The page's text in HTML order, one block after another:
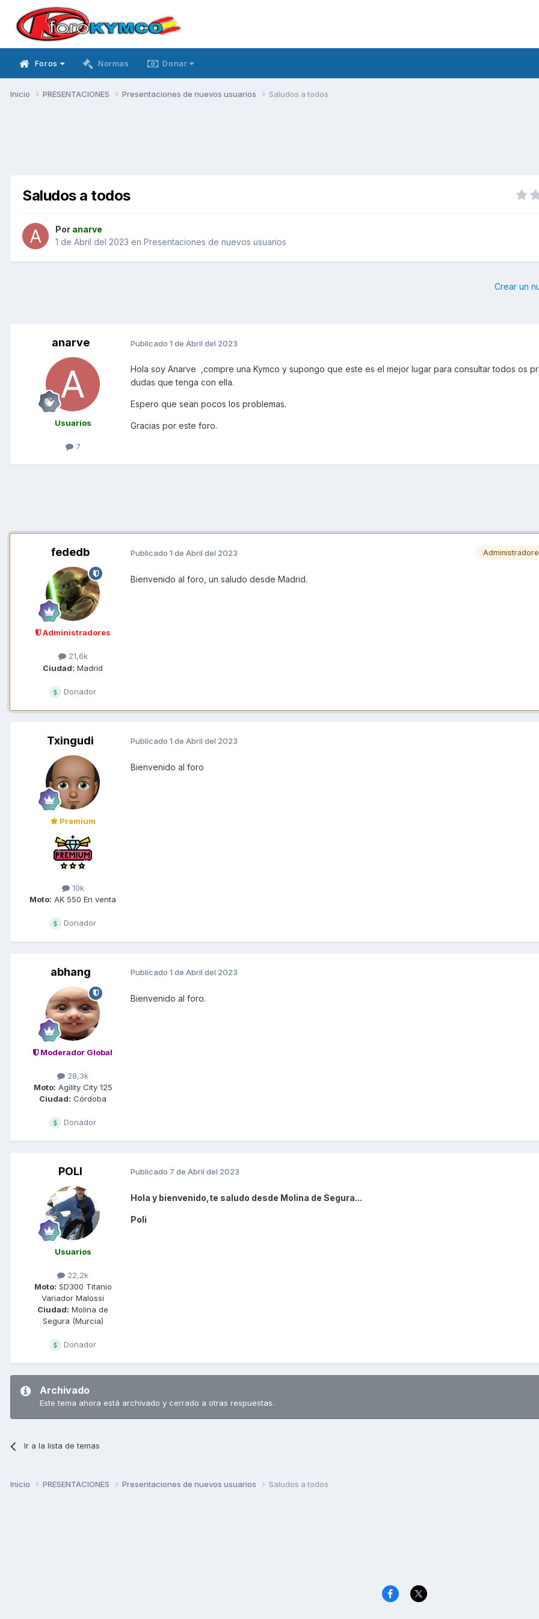
Foros Normas Donar
Inicio PRESENTACIONES Presentaciones de nuevos usuarios Saludos a todos
Saludos a todos
Por anarve
1 de Abril del 2023 en Presentaciones de nuevos usuarios
Crear un
anarve
Usuarios
7
Publicado 1 de Abril del 2023
Hola soy Anarve ,compre una Kymco y supongo que este es el mejor lugar para consultar todos os
dudas que tenga con ella.
Espero que sean pocos los problemas.
Gracias por este foro.
fededb
Administradores
21,6k
Ciudad: Madrid
Donador
Publicado 1 de Abril del 2023
Bienvenido al foro, un saludo desde Madrid.
Txingudi
Premium
10k
Moto: AK 550 En venta
Donador
Publicado 1 de Abril del 2023
Bienvenido al foro
abhang
Moderador Global
28,3k
Moto: Agility City 125
Ciudad: Córdoba
Donador
Publicado 1 de Abril del 2023
Bienvenido al foro.
POLI
Usuarios
22,2k
Moto: SD300 Titanio
Variador Malossi
Ciudad: Molina de
Segura (Murcia)
Donador
Publicado 7 de Abril del 2023
Hola y bienvenido,te saludo desde Molina de Segura...
Poli
Archivado
Este tema ahora está archivado y cerrado a otras respuestas.
Ir a la lista de temas
Inicio PRESENTACIONES Presentaciones de nuevos usuarios Saludos a todos